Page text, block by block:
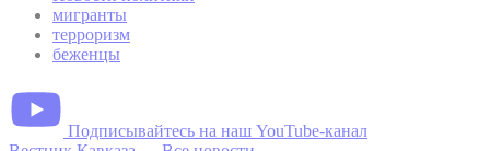
мигранты
терроризм
беженцы
Подписывайтесь на наш YouTube-канал